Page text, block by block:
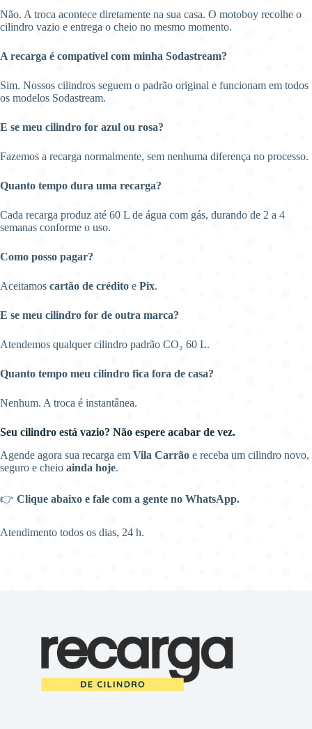
Não. A troca acontece diretamente na sua casa. O motoboy recolhe o
cilindro vazio e entrega o cheio no mesmo momento.
A recarga é compatível com minha Sodastream?
Sim. Nossos cilindros seguem o padrão original e funcionam em todos
os modelos Sodastream.
E se meu cilindro for azul ou rosa?
Fazemos a recarga normalmente, sem nenhuma diferença no processo.
Quanto tempo dura uma recarga?
Cada recarga produz até 60 L de água com gás, durando de 2 a 4
semanas conforme o uso.
Como posso pagar?
Aceitamos cartão de crédito e Pix.
E se meu cilindro for de outra marca?
Atendemos qualquer cilindro padrão CO₂ 60 L.
Quanto tempo meu cilindro fica fora de casa?
Nenhum. A troca é instantânea.
Seu cilindro está vazio? Não espere acabar de vez.
Agende agora sua recarga em Vila Carrão e receba um cilindro novo,
seguro e cheio ainda hoje.
👉 Clique abaixo e fale com a gente no WhatsApp.
Atendimento todos os dias, 24 h.